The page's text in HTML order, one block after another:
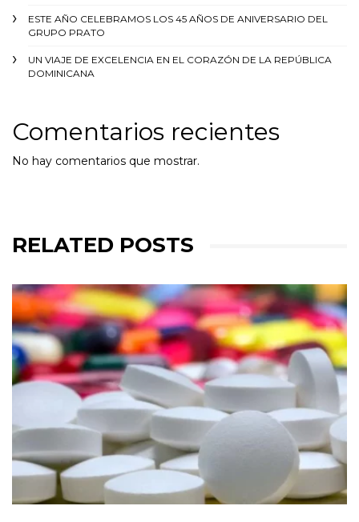
ESTE AÑO CELEBRAMOS LOS 45 AÑOS DE ANIVERSARIO DEL
GRUPO PRATO
UN VIAJE DE EXCELENCIA EN EL CORAZÓN DE LA REPÚBLICA
DOMINICANA
Comentarios recientes
No hay comentarios que mostrar.
RELATED POSTS